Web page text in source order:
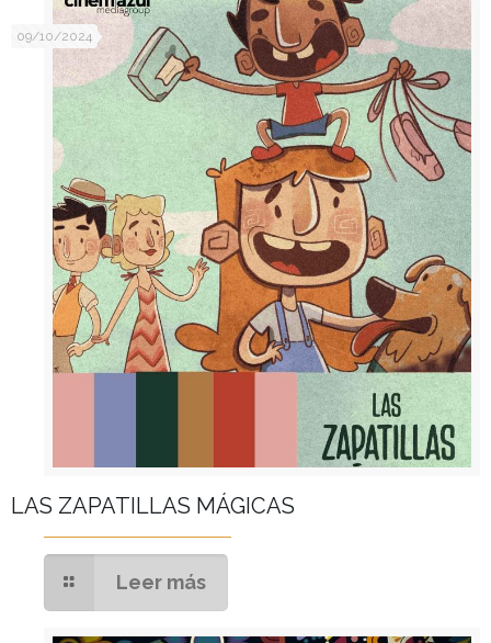
09/10/2024
LAS ZAPATILLAS MÁGICAS
Leer más